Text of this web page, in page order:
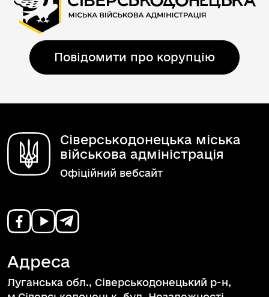
Повідомити про корупцію
Сіверськодонецька міська
військова адміністрація
Офіційний вебсайт
Адреса
Луганська обл., Сіверськодонецький р-н,